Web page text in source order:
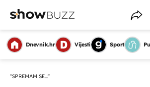
Dnevnik.hr Vijesti Sport
''SPREMAM SE...''